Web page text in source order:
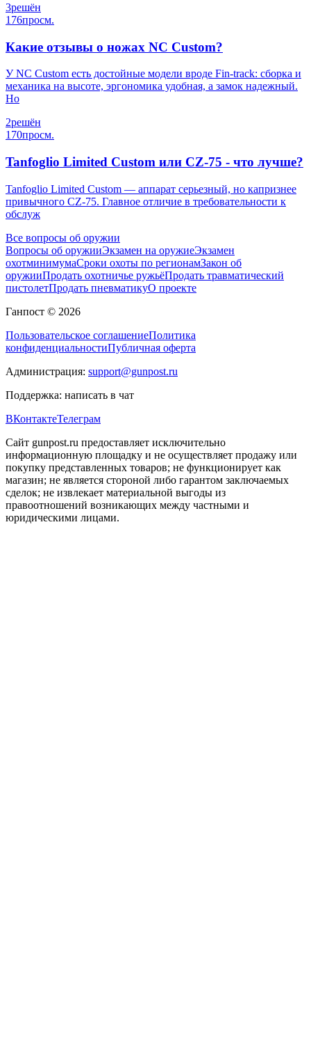
3решён
176просм.
Какие отзывы о ножах NC Custom?
У NC Custom есть достойные модели вроде Fin-track: сборка и
механика на высоте, эргономика удобная, а замок надежный.
Но
2решён
170просм.
Tanfoglio Limited Custom или CZ-75 - что лучше?
Tanfoglio Limited Custom — аппарат серьезный, но капризнее
привычного CZ-75. Главное отличие в требовательности к
обслуж
Все вопросы об оружии
Вопросы об оружииЭкзамен на оружиеЭкзамен
охотминимумаСроки охоты по регионамЗакон об
оружииПродать охотничье ружьёПродать травматический
пистолетПродать пневматикуО проекте
Ганпост © 2026
Пользовательское соглашениеПолитика
конфиденциальностиПубличная оферта
Администрация: support@gunpost.ru
Поддержка: написать в чат
ВКонтактеТелеграм
Сайт gunpost.ru предоставляет исключительно
информационную площадку и не осуществляет продажу или
покупку представленных товаров; не функционирует как
магазин; не является стороной либо гарантом заключаемых
сделок; не извлекает материальной выгоды из
правоотношений возникающих между частными и
юридическими лицами.